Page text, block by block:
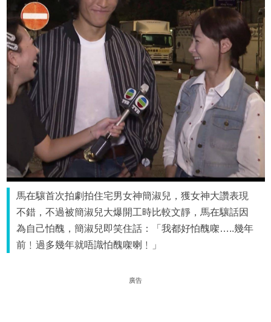
馬在驤首次拍劇拍住宅男女神簡淑兒，獲女神大讚表現
不錯，不過被簡淑兒大爆開工時比較文靜，馬在驤話因
為自己怕醜，簡淑兒即笑住話：「我都好怕醜㗎…..幾年
前﹗過多幾年就唔識怕醜㗎喇﹗」
廣告